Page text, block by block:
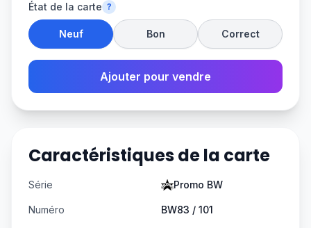
État de la carte ?
Neuf Bon Correct
Ajouter pour vendre
Caractéristiques de la carte
Série Promo BW
Numéro BW83 / 101